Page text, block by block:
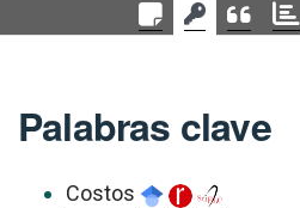
Palabras clave
Costos